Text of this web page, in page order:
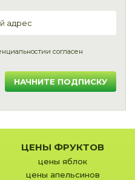
и согласен
НАЧНИТЕ ПОДПИСКУ
ЦЕНЫ ФРУКТОВ
цены яблок
цены апельсинов